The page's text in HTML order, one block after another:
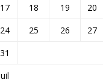
17 18 19 20
24
25 26 27
31